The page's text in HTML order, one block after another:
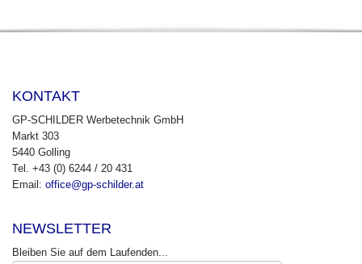
KONTAKT
GP-SCHILDER Werbetechnik GmbH
Markt 303
5440 Golling
Tel. +43 (0) 6244 / 20 431
Email: office@gp-schilder.at
NEWSLETTER
Bleiben Sie auf dem Laufenden...